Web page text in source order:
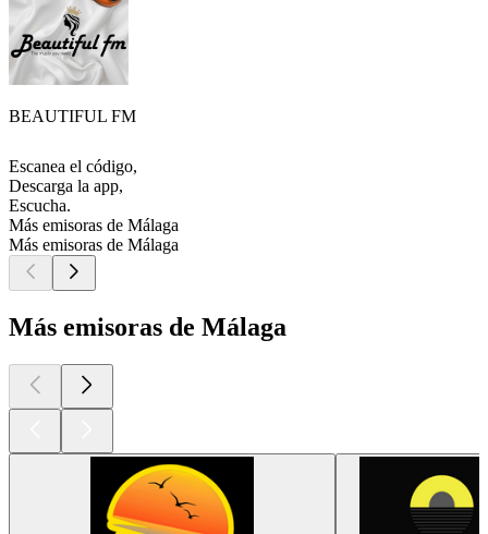
BEAUTIFUL FM
Escanea el código,
Descarga la app,
Escucha.
Más emisoras de Málaga
Más emisoras de Málaga
Más emisoras de Málaga